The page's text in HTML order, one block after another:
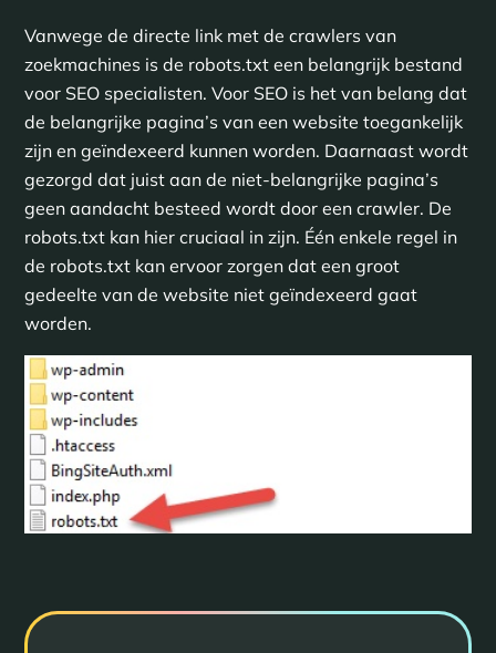
Vanwege de directe link met de crawlers van
zoekmachines is de robots.txt een belangrijk bestand
voor SEO specialisten. Voor SEO is het van belang dat
de belangrijke pagina’s van een website toegankelijk
zijn en geïndexeerd kunnen worden. Daarnaast wordt
gezorgd dat juist aan de niet-belangrijke pagina’s
geen aandacht besteed wordt door een crawler. De
robots.txt kan hier cruciaal in zijn. Één enkele regel in
de robots.txt kan ervoor zorgen dat een groot
gedeelte van de website niet geïndexeerd gaat
worden.